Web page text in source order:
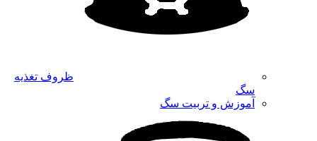
ظروف تغذیه
سگ
آموزش و تربیت سگ